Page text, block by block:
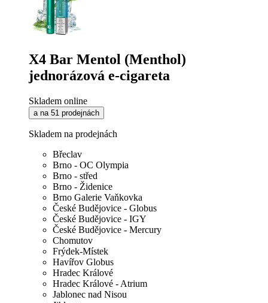
X4 Bar Mentol (Menthol)
jednorázová e-cigareta
Skladem online
a na 51 prodejnách
Skladem na prodejnách
Břeclav
Brno - OC Olympia
Brno - střed
Brno - Židenice
Brno Galerie Vaňkovka
České Budějovice - Globus
České Budějovice - IGY
České Budějovice - Mercury
Chomutov
Frýdek-Místek
Havířov Globus
Hradec Králové
Hradec Králové - Atrium
Jablonec nad Nisou